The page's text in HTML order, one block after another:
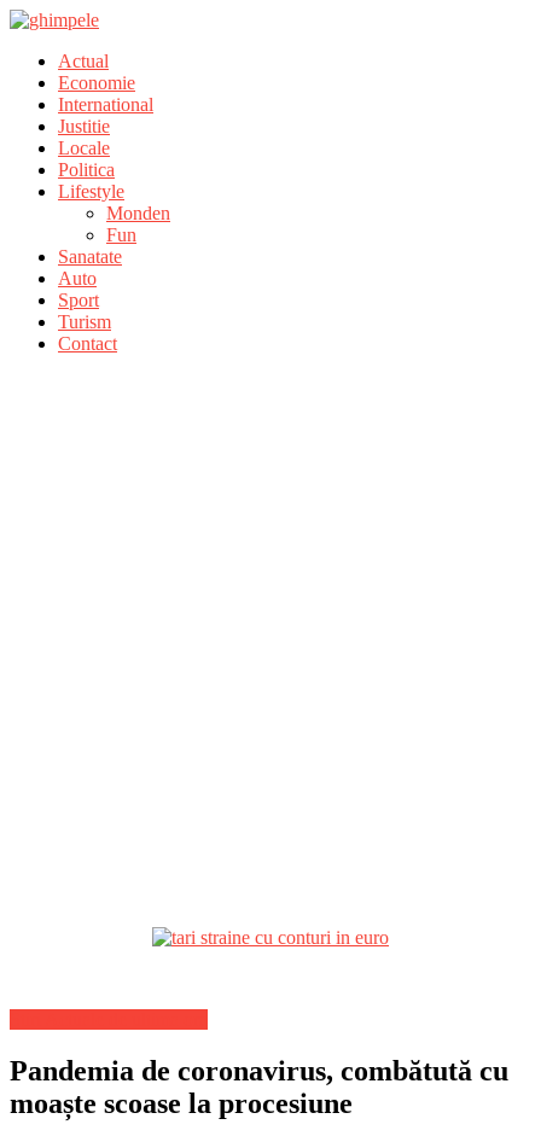
Actual
Economie
International
Justitie
Locale
Politica
Lifestyle
Monden
Fun
Sanatate
Auto
Sport
Turism
Contact
Pandemia de coronavirus, combătută cu
moaște scoase la procesiune